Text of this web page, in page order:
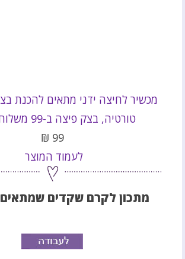
מכשיר לחיצה ידני מתאים להכנת
טורטיה, בצק פיצה ב-99 משלוח חינם!!
99
₪
לעמוד המוצר
מתכון לקרם שקדים